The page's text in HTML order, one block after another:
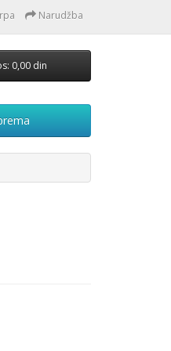
Narudžba
0,00 din